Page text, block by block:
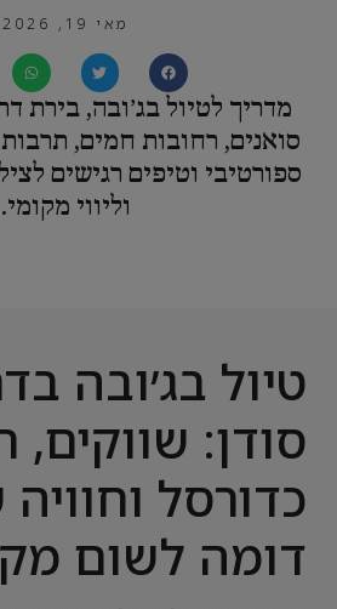
מאי 19, 2026
מדריך לטיול בג׳ובה, בירת
סואנים, רחובות חמים,
ספורטיבי וטיפים רגישים
וליווי מקומי.
טיול בג׳ובה
סודן: שווקים,
כדורסל
דומה לשום